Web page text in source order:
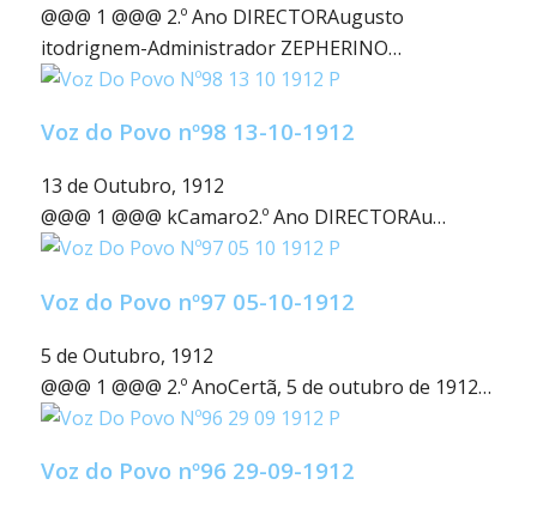
@@@ 1 @@@ 2.º Ano DIRECTORAugusto
itodrignem-Administrador ZEPHERINO…
Voz do Povo nº98 13-10-1912
13 de Outubro, 1912
@@@ 1 @@@ kCamaro2.º Ano DIRECTORAu…
Voz do Povo nº97 05-10-1912
5 de Outubro, 1912
@@@ 1 @@@ 2.º AnoCertã, 5 de outubro de 1912…
Voz do Povo nº96 29-09-1912